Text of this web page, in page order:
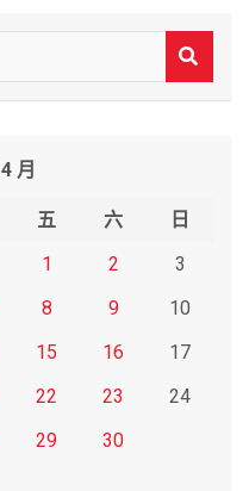
月
五 六
日
1
2
3
8 9
10
15 16
17
22 23
24
29
30